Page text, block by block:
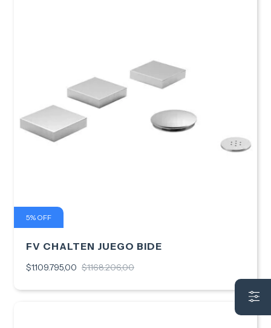
5% OFF
FV CHALTEN JUEGO BIDE
$1.109.795,00 $1.168.206,00